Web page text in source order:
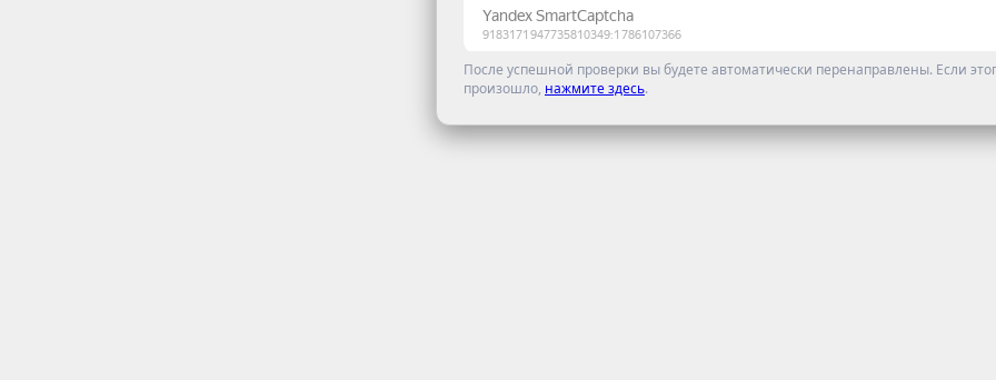
После успешной проверки вы будете автоматически перенаправлены. Если
произошло, нажмите здесь.